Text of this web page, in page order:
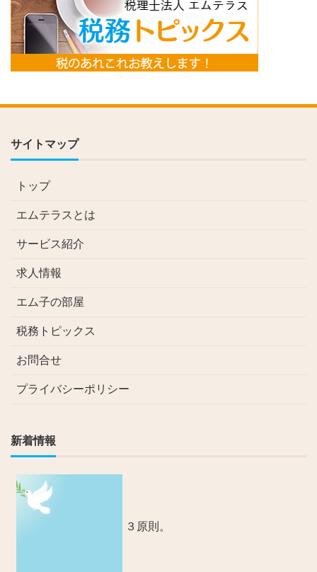
サイトマップ
トップ
エムテラスとは
サービス紹介
求人情報
エム子の部屋
税務トピックス
お問合せ
プライバシーポリシー
新着情報
３原則。